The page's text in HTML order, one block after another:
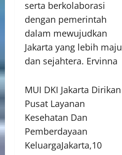
serta berkolaborasi
dengan pemerintah
dalam mewujudkan
Jakarta yang lebih maju
dan sejahtera. Ervinna
MUI DKI Jakarta Dirikan
Pusat Layanan
Kesehatan Dan
Pemberdayaan
KeluargaJakarta,10